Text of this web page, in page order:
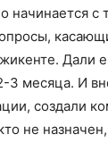
начинается
Дали
3 месяца. И
создали
не